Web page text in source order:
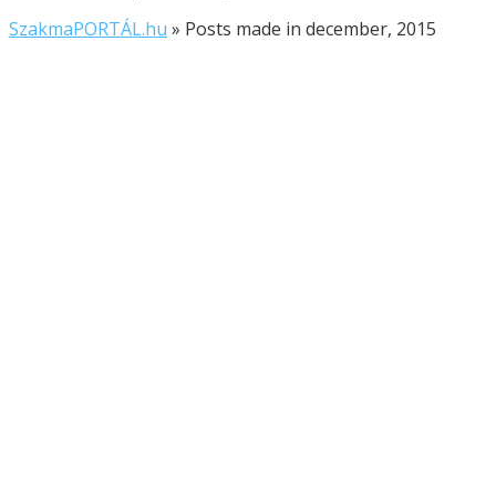
SzakmaPORTÁL.hu » Posts made in december, 2015